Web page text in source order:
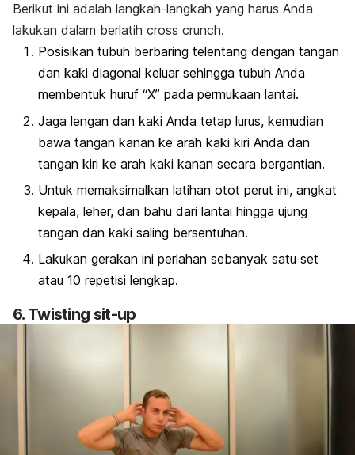
Berikut ini adalah langkah-langkah yang harus Anda
lakukan dalam berlatih cross crunch.
Posisikan tubuh berbaring telentang dengan tangan
dan kaki diagonal keluar sehingga tubuh Anda
membentuk huruf “X” pada permukaan lantai.
Jaga lengan dan kaki Anda tetap lurus, kemudian
bawa tangan kanan ke arah kaki kiri Anda dan
tangan kiri ke arah kaki kanan secara bergantian.
Untuk memaksimalkan latihan otot perut ini, angkat
kepala, leher, dan bahu dari lantai hingga ujung
tangan dan kaki saling bersentuhan.
Lakukan gerakan ini perlahan sebanyak satu set
atau 10 repetisi lengkap.
6. Twisting sit-up